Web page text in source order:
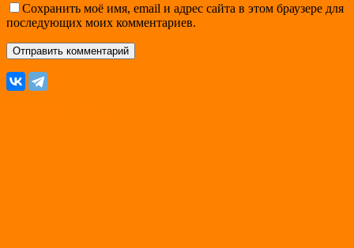
Сохранить моё имя, email и адрес сайта в этом браузере для
последующих моих комментариев.